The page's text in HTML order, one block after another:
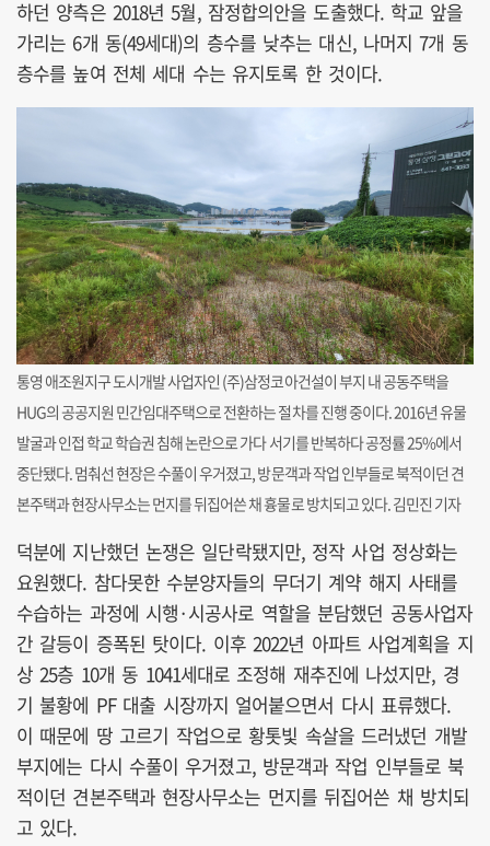
하던 양측은 2018년 5월, 잠정합의안을 도출했다. 학교 앞을
가리는 6개 동(49세대)의 층수를 낮추는 대신, 나머지 7개 동
층수를 높여 전체 세대 수는 유지토록 한 것이다.
통영 애조원지구 도시개발 사업자인 (주)삼정코아건설이 부지 내 공동주택을
HUG의 공공지원 민간임대주택으로 전환하는 절차를 진행 중이다. 2016년 유물
발굴과 인접 학교 학습권 침해 논란으로 가다 서기를 반복하다 공정률 25%에서
중단됐다. 멈춰선 현장은 수풀이 우거졌고, 방문객과 작업 인부들로 북적이던 견
본주택과 현장사무소는 먼지를 뒤집어쓴 채 흉물로 방치되고 있다. 김민진 기자
덕분에 지난했던 논쟁은 일단락됐지만, 정작 사업 정상화는
요원했다. 참다못한 수분양자들의 무더기 계약 해지 사태를
수습하는 과정에 시행·시공사로 역할을 분담했던 공동사업자
간 갈등이 증폭된 탓이다. 이후 2022년 아파트 사업계획을 지
상 25층 10개 동 1041세대로 조정해 재추진에 나섰지만, 경
기 불황에 PF 대출 시장까지 얼어붙으면서 다시 표류했다.
이 때문에 땅 고르기 작업으로 황톳빛 속살을 드러냈던 개발
부지에는 다시 수풀이 우거졌고, 방문객과 작업 인부들로 북
적이던 견본주택과 현장사무소는 먼지를 뒤집어쓴 채 방치되
고 있다.